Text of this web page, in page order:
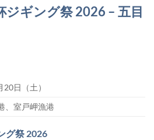
ジギング祭 2026 – 五目
日（土）
、室戸岬漁港
グ祭 2026